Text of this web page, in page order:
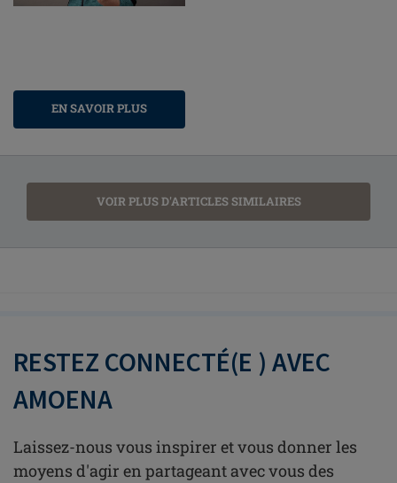
EN SAVOIR PLUS
VOIR PLUS D'ARTICLES SIMILAIRES
RESTEZ CONNECTÉ(E ) AVEC
AMOENA
Laissez-nous vous inspirer et vous donner les
moyens d'agir en partageant avec vous des